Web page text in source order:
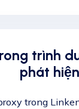
trình
phát hiện
trong